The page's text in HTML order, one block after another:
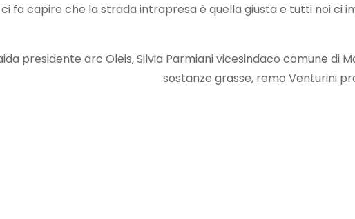
fa capire che la strada intrapresa è quella giusta e tutti noi ci
presidente arc Oleis, Silvia Parmiani vicesindaco comune
sostanze grasse, remo Venturini